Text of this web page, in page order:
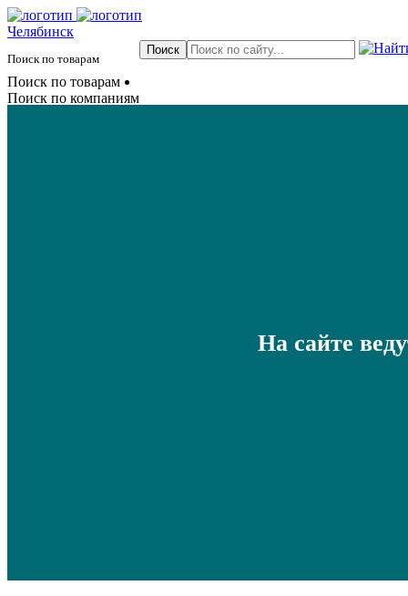
Челябинск
Поиск по товарам
Поиск по товарам
Поиск по компаниям
На сайте